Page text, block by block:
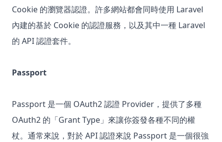
Cookie 的瀏覽器認證。許多網站都會同時使用 Laravel
內建的基於 Cookie 的認證服務，以及其中一種 Laravel
的 API 認證套件。
Passport
Passport 是一個 OAuth2 認證 Provider，提供了多種
OAuth2 的「Grant Type」來讓你簽發各種不同的權
杖。通常來說，對於 API 認證來說 Passport 是一個很強